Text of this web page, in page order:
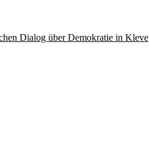
Dialog über Demokratie in Kleve